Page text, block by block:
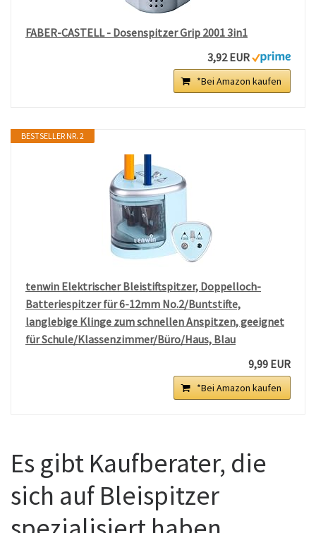
FABER-CASTELL - Dosenspitzer Grip 2001 3in1
3,92 EUR
*Bei Amazon kaufen
BESTSELLER NR. 2
tenwin Elektrischer Bleistiftspitzer, Doppelloch-
Batteriespitzer für 6-12mm No.2/Buntstifte,
langlebige Klinge zum schnellen Anspitzen, geeignet
für Schule/Klassenzimmer/Büro/Haus, Blau
9,99 EUR
*Bei Amazon kaufen
Es gibt Kaufberater, die
sich auf Bleispitzer